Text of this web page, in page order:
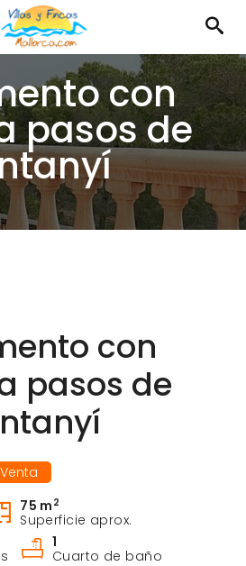
con
pasos de
con
pasos de
Venta
75 m 2
Superficie aprox.
1
Cuarto de baño